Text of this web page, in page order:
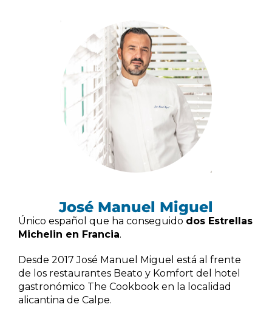
José Manuel Miguel
Único español que ha conseguido dos Estrellas
Michelin en Francia.
Desde 2017 José Manuel Miguel está al frente
de los restaurantes Beato y Komfort del hotel
gastronómico The Cookbook en la localidad
alicantina de Calpe.